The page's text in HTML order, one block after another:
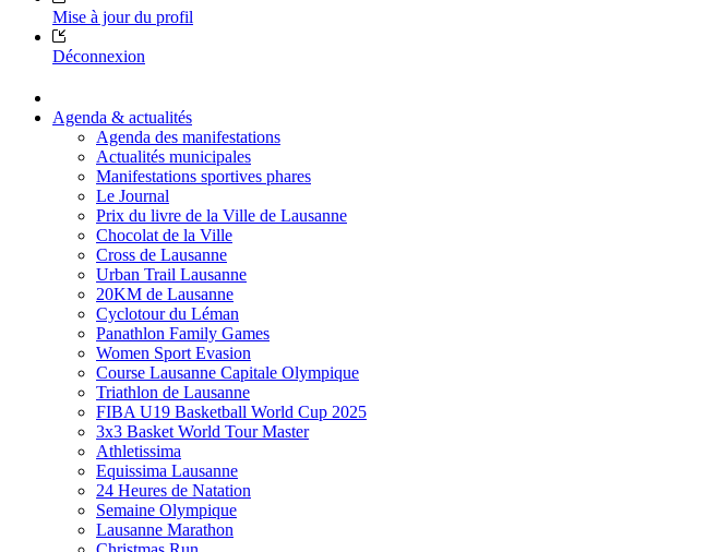
Mise à jour du profil
Déconnexion
Agenda & actualités
Agenda des manifestations
Actualités municipales
Manifestations sportives phares
Le Journal
Prix du livre de la Ville de Lausanne
Chocolat de la Ville
Cross de Lausanne
Urban Trail Lausanne
20KM de Lausanne
Cyclotour du Léman
Panathlon Family Games
Women Sport Evasion
Course Lausanne Capitale Olympique
Triathlon de Lausanne
FIBA U19 Basketball World Cup 2025
3x3 Basket World Tour Master
Athletissima
Equissima Lausanne
24 Heures de Natation
Semaine Olympique
Lausanne Marathon